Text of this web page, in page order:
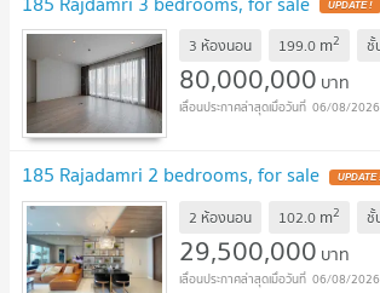
UPDATE !
3 ห้องนอน 199.0 m2 ชั้
80,000,000 บาท
06/08/
185 Rajadamri 2 bedrooms, for sale UPDATE
2 ห้องนอน 102.0 m2 ชั้
29,500,000 บาท
06/08/